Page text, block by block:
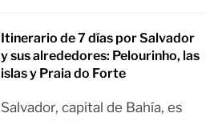
Itinerario de 7 días por Salvador
y sus alrededores: Pelourinho, las
islas y Praia do Forte
Salvador, capital de Bahía, es